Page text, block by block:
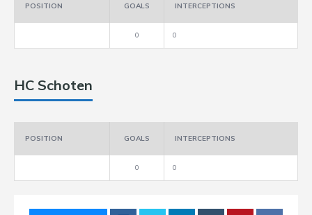
POSITION GOALS INTERCEPTIONS
0 0
HC Schoten
POSITION GOALS INTERCEPTIONS
0 0